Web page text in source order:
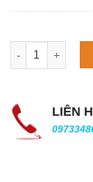
Máy làm đá viên
LIÊN